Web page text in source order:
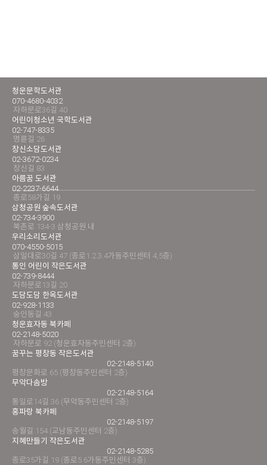
청운문학도서관
070-4680-4032
자하문로36길 40
어린이청소년 국학도서관
02-747-8335
명륜길 26
창신소담도서관
02-3672-0234
창신길 83
아름꿈 도서관
02-2237-6644
종로58가길 19
삼청공원 숲속도서관
02-734-3900
북촌로 134-3 삼청공원 내
우리소리도서관
070-4550-5015
삼일대로30길 47 (종로1.2.3.4가동주민센터 4,5층)
통인 어린이 작은도서관
02-739-8444
자하문로13길 20
도담도담 한옥도서관
02-928-1133
숭인동길 43
청운효자동 북카페
02-2148-5020
자하문로 92 (청운효자동주민센터 2층)
꿈꾸는 평창동 작은도서관
02-2148-5140
평창문화로 65 (평창동주민센터 2층)
무악다솜방
02-2148-5164
통일로14길 36 (무악동주민센터 2층)
홍파랑 북카페
02-2148-5197
송월길 154 (교남동주민센터 2층)
지혜만들기 작은도서관
02-2148-5285
종로35가길 19 (종로5.6가동주민센터 3층)